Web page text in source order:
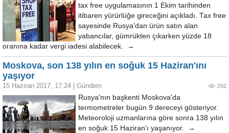
tax free uygulamasının 1 Ekim tarihinden
itibaren yürürlüğe gireceğini açıkladı. Tax free
sayesinde Rusya'dan ürün satın alan
yabancılar, gümrükten çıkarken yüzde 18
oranına kadar vergi iadesi alabilecek. →
Moskova, son 138 yılın en soğuk 15 Haziran'ını
yaşıyor
15 Haziran 2017, 17:24 Gündem 292
Rusya'nın başkenti Moskova'da
termometreler bugün 9 dereceyi gösteriyor.
Meteoroloji uzmanlarına göre sonra 138 yılın
en soğuk 15 Haziran'ı yaşanıyor. →